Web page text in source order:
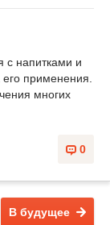
с напитками и
применения.
многих
0
В будущее